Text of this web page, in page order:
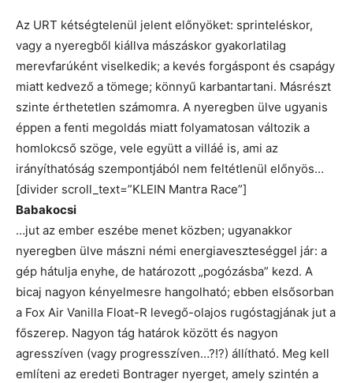
Az URT kétségtelenül jelent előnyöket: sprinteléskor,
vagy a nyeregből kiállva mászáskor gyakorlatilag
merevfarúként viselkedik; a kevés forgáspont és csapágy
miatt kedvező a tömege; könnyű karbantartani. Másrészt
szinte érthetetlen számomra. A nyeregben ülve ugyanis
éppen a fenti megoldás miatt folyamatosan változik a
homlokcső szöge, vele együtt a villáé is, ami az
irányíthatóság szempontjából nem feltétlenül előnyös…
[divider scroll_text=”KLEIN Mantra Race”]
Babakocsi
…jut az ember eszébe menet közben; ugyanakkor
nyeregben ülve mászni némi energiaveszteséggel jár: a
gép hátulja enyhe, de határozott „pogózásba” kezd. A
bicaj nagyon kényelmesre hangolható; ebben elsősorban
a Fox Air Vanilla Float-R levegő-olajos rugóstagjának jut a
főszerep. Nagyon tág határok között és nagyon
agresszíven (vagy progresszíven…?!?) állítható. Meg kell
említeni az eredeti Bontrager nyerget, amely szintén a